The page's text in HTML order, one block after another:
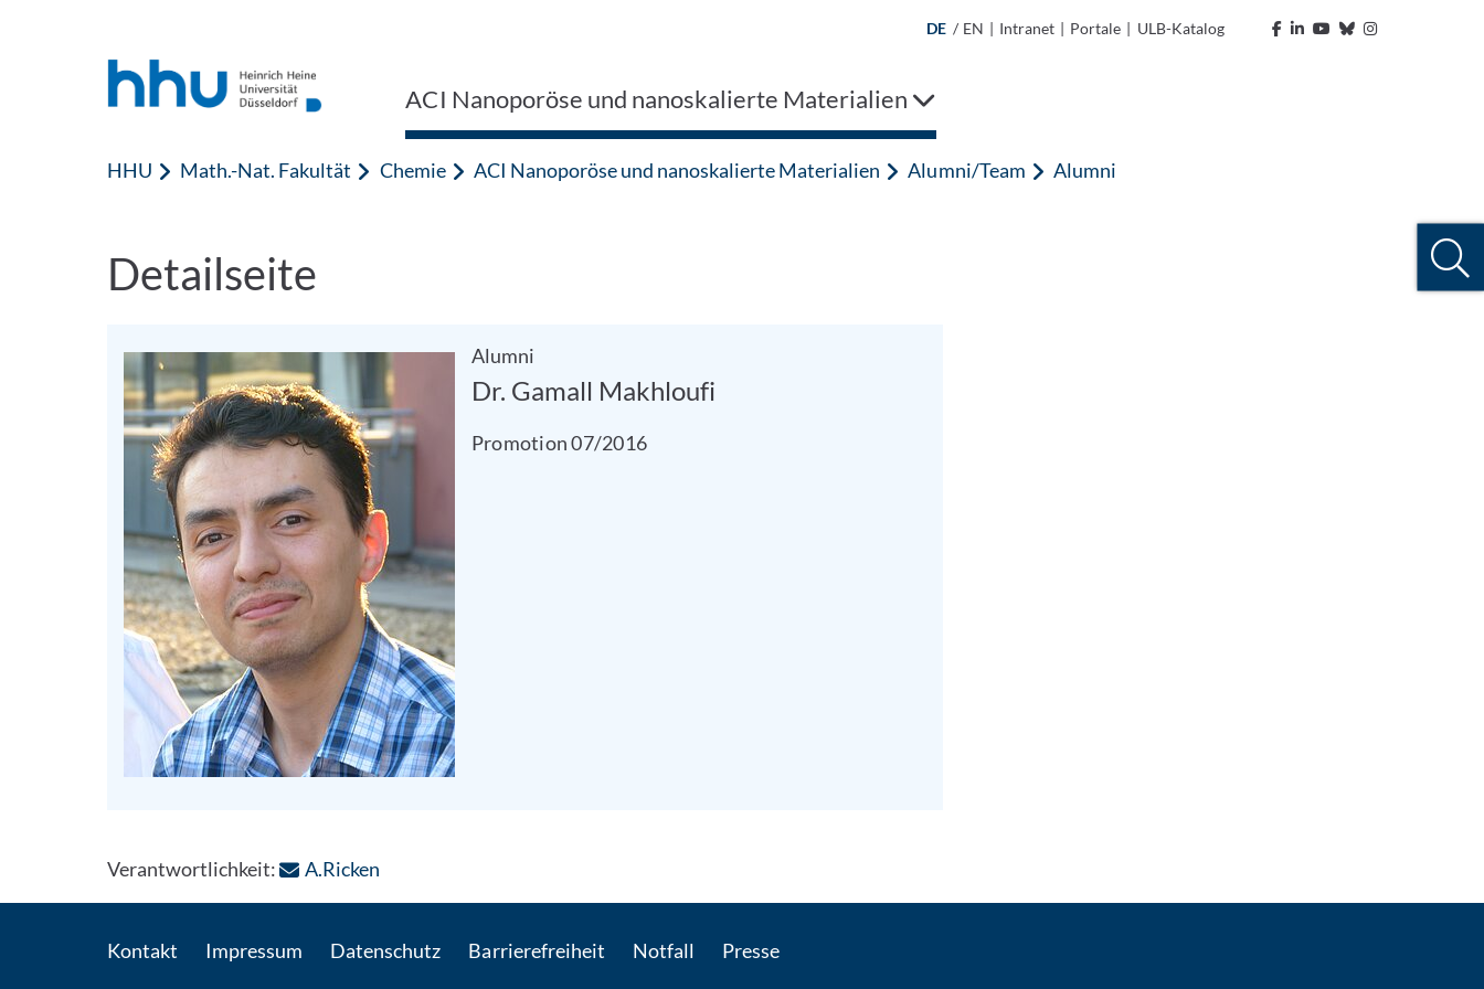
DE / EN | Intranet | Portale | ULB-Katalog
ACI Nanoporöse und nanoskalierte Materialien
HHU Math.-Nat. Fakultät Chemie ACI Nanoporöse und nanoskalierte Materialien Alumni/Team Alumni
Detailseite
Alumni
Dr. Gamall Makhloufi
Promotion 07/2016
Verantwortlichkeit: A.Ricken
Kontakt Impressum Datenschutz Barrierefreiheit Notfall Presse